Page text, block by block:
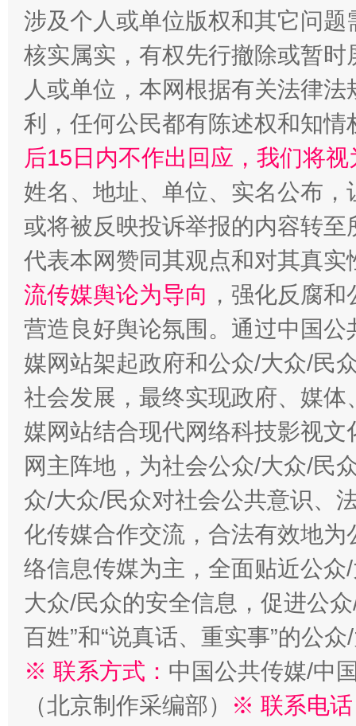
一颗心始终滚烫 还
法徽映军营 权益有保障
一批国家标准开始实施 从
涉及个人或单位版权和其它问题
核实属实，有权先行撤除或暂
人或单位，本网根据有关法律
利，任何公民都有陈述权和知情
后15日内不作出回应，我们将
姓名、地址、单位、实名公布
或将被反映投诉举报的内容转
代表本网赞同其观点和对其真实
流传媒舆论为导向 ，强化反腐
营造良好舆论氛围。通过中国
媒网站架起政府和公众/大众/民
社会发展，最终实现政府、媒
媒网站结合现代网络科技影视
网主阵地，为社会公众/大众/民
众/大众/民众对社会公共意识、
化传媒合作交流，合法有效地
络信息传媒为主，全面贴近公
大众/民众的安全信息，促进公
百姓”和“说真话、重实事”的公
※ 联系方式： 中国公共传媒/中
（北京制作采编部）
※ 联系电